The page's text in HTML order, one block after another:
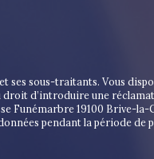
sous-traitants. Vous
d’introduire une
Funémarbre 19100 Brive-
pendant la période de